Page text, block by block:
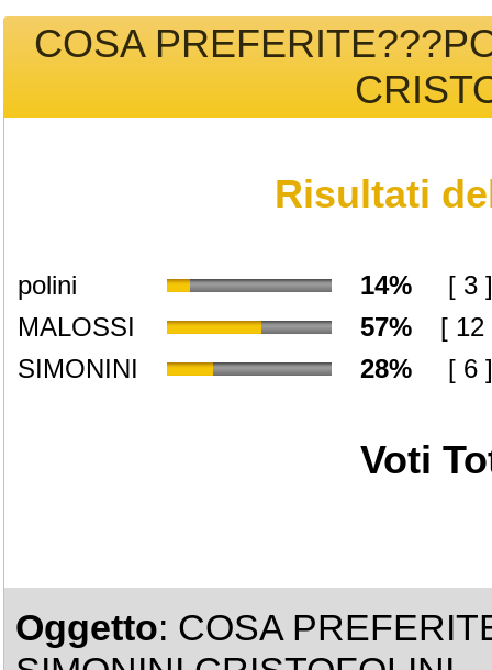
COSA
Risultati
polini 14%
[ 3 ]
MALOSSI
57%
[ 12
SIMONINI
28% [ 6 ]
Voti
Oggetto: COSA